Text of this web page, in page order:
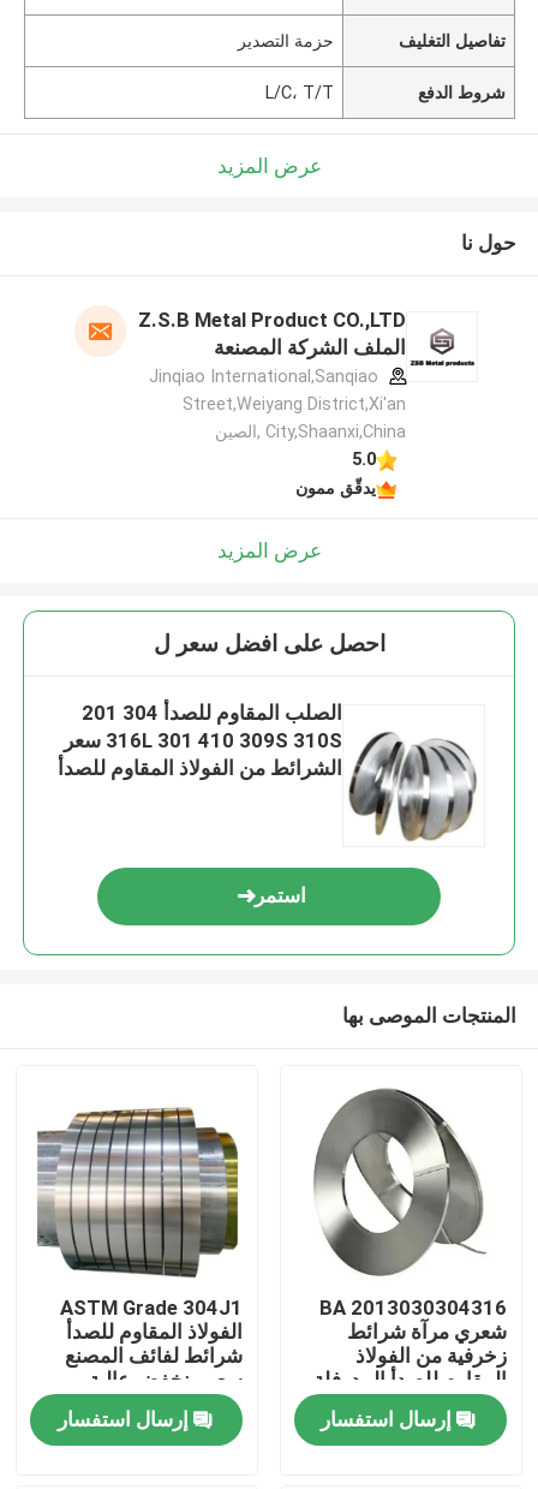
تفاصيل التغليف حزمة التصدير
شروط الدفع L/C، T/T
عرض المزيد
حول نا
Z.S.B Metal Product CO.,LTD
الملف الشركة المصنعة
Jinqiao International,Sanqiao
Street,Weiyang District,Xi'an
City,Shaanxi,China ,الصين
5.0
يدقّق ممون
عرض المزيد
احصل على افضل سعر ل
الصلب المقاوم للصدأ 304 201
316L 301 410 309S 310S سعر
الشرائط من الفولاذ المقاوم للصدأ
استمر
المنتجات الموصى بها
2013030304316 BA
شعري مرآة شرائط
زخرفية من الفولاذ
المقاوم للصدأ المدرفلة
على البارد
إرسال استفسار
ASTM Grade 304J1
الفولاذ المقاوم للصدأ
شرائط لفائف المصنع
سعر منخفض عالية
الجودة المدرفلة على
البارد / المدرفلة على
الساخن
إرسال استفسار